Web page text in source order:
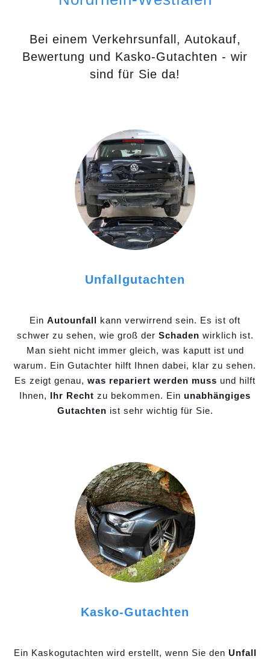
Bei einem Verkehrsunfall, Autokauf,
Bewertung und Kasko-Gutachten - wir
sind für Sie da!
Unfallgutachten
Ein Autounfall kann verwirrend sein. Es ist oft
schwer zu sehen, wie groß der Schaden wirklich ist.
Man sieht nicht immer gleich, was kaputt ist und
warum. Ein Gutachter hilft Ihnen dabei, klar zu sehen.
Es zeigt genau, was repariert werden muss und hilft
Ihnen, Ihr Recht zu bekommen. Ein unabhängiges
Gutachten ist sehr wichtig für Sie.
Kasko-Gutachten
Ein Kaskogutachten wird erstellt, wenn Sie den Unfall